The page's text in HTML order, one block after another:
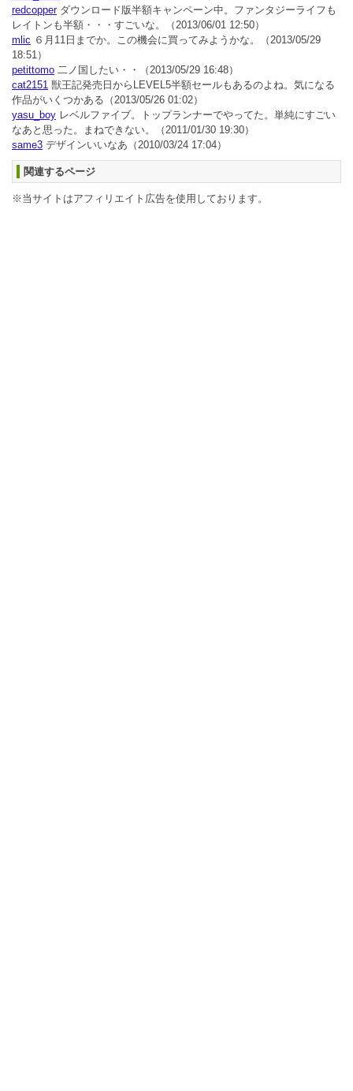
redcopperダウンロード版半額キャンペーン中。ファンタジーライフも
レイトンも半額・・・すごいな。
（2013/06/01 12:50）
mlic ６月11日までか。この機会に買ってみようかな。
（2013/05/29
18:51）
petittomo 二ノ国したい・・
（2013/05/29 16:48）
cat2151 獣王記発売日からLEVEL5半額セールもあるのよね。気になる
作品がいくつかある （2013/05/26 01:02）
yasu_boy レベルファイブ。トップランナーでやってた。単純にすごい
なあと思った。まねできない。
（2011/01/30 19:30）
same3 デザインいいなあ （2010/03/24 17:04）
関連するページ
※当サイトはアフィリエイト広告を使用しております。